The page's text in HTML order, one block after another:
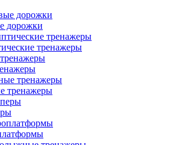
дорожки
тренажеры
тренажеры